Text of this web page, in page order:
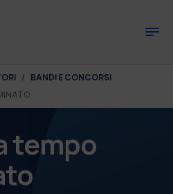
BANDI E CONCORSI
tempo